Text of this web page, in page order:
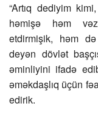
“Artıq dediyim
həmişə həm
etdirmişik, həm də
deyən dövlət
əminliyini ifadə
əməkdaşlıq üçün
edirik.